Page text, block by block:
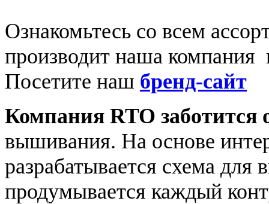
Ознакомьтесь со всем
производит наша компания
Посетите наш бренд-сайт
Компания RTO заботится
вышивания. На основе
разрабатывается схема
продумывается каждый